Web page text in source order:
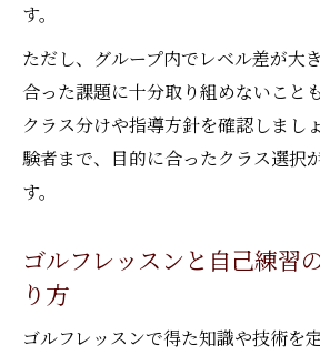
す。
ただし、グループ内でレベル差が大
合った課題に十分取り組めないこと
クラス分けや指導方針を確認しまし
験者まで、目的に合ったクラス選択
す。
ゴルフレッスンと自己練習
り方
ゴルフレッスンで得た知識や技術を